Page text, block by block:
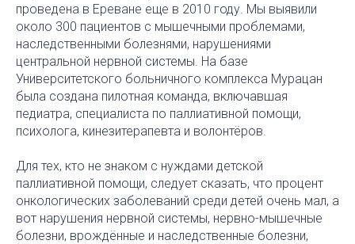
проведена в Ереване еще в 2010 году. Мы выявили
около 300 пациентов с мышечными проблемами,
наследственными болезнями, нарушениями
центральной нервной системы. На базе
Университетского больничного комплекса Мурацан
была создана пилотная команда, включавшая
педиатра, специалиста по паллиативной помощи,
психолога, кинезитерапевта и волонтёров.
Для тех, кто не знаком с нуждами детской
паллиативной помощи, следует сказать, что процент
онкологических заболеваний среди детей очень мал, а
вот нарушения нервной системы, нервно-мышечные
болезни, врождённые и наследственные болезни,